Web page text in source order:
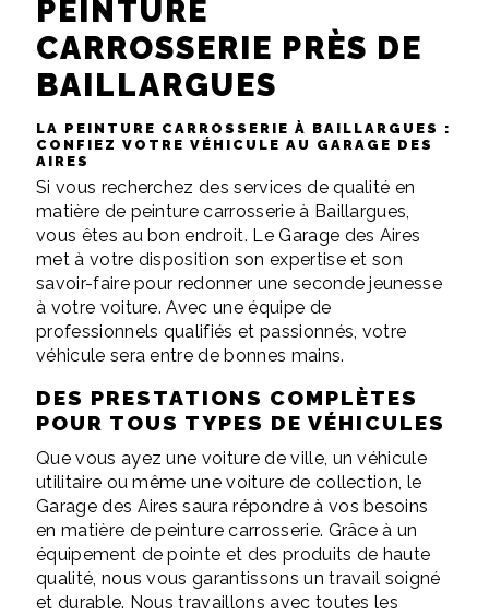
PEINTURE
CARROSSERIE PRÈS DE
BAILLARGUES
LA PEINTURE CARROSSERIE À BAILLARGUES :
CONFIEZ VOTRE VÉHICULE AU GARAGE DES
AIRES
Si vous recherchez des services de qualité en
matière de peinture carrosserie à Baillargues,
vous êtes au bon endroit. Le Garage des Aires
met à votre disposition son expertise et son
savoir-faire pour redonner une seconde jeunesse
à votre voiture. Avec une équipe de
professionnels qualifiés et passionnés, votre
véhicule sera entre de bonnes mains.
DES PRESTATIONS COMPLÈTES
POUR TOUS TYPES DE VÉHICULES
Que vous ayez une voiture de ville, un véhicule
utilitaire ou même une voiture de collection, le
Garage des Aires saura répondre à vos besoins
en matière de peinture carrosserie. Grâce à un
équipement de pointe et des produits de haute
qualité, nous vous garantissons un travail soigné
et durable. Nous travaillons avec toutes les